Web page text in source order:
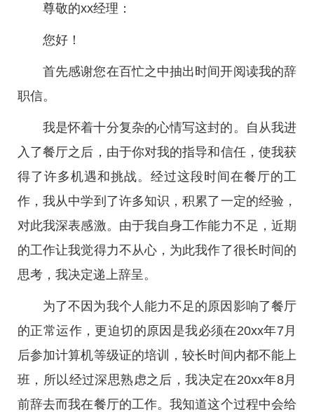
尊敬的xx经理：
您好！
首先感谢您在百忙之中抽出时间开阅读我的辞
职信。
我是怀着十分复杂的心情写这封的。自从我进
入了餐厅之后，由于你对我的指导和信任，使我获
得了许多机遇和挑战。经过这段时间在餐厅的工
作，我从中学到了许多知识，积累了一定的经验，
对此我深表感激。由于我自身工作能力不足，近期
的工作让我觉得力不从心，为此我作了很长时间的
思考，我决定递上辞呈。
为了不因为我个人能力不足的原因影响了餐厅
的正常运作，更迫切的原因是我必须在20xx年7月
后参加计算机等级证的培训，较长时间内都不能上
班，所以经过深思熟虑之后，我决定在20xx年8月
前辞去而我在餐厅的工作。我知道这个过程中会给